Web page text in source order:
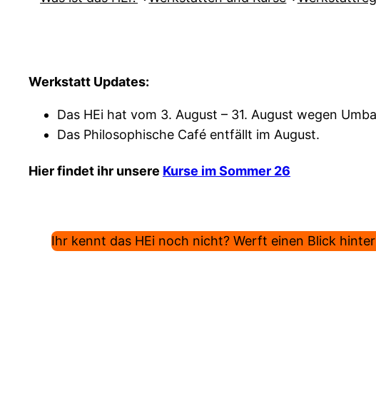
Werkstatt Updates:
Das HEi hat vom 3. August – 31. August wegen
Das Philosophische Café entfällt im August.
Hier findet ihr unsere Kurse im Sommer 26
Ihr kennt das HEi noch nicht? Werft einen Blick hinter